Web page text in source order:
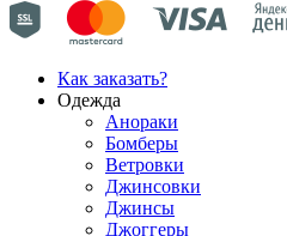
Как заказать?
Одежда
Анораки
Бомберы
Ветровки
Джинсовки
Джинсы
Джоггеры